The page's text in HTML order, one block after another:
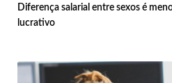
Diferença salarial entre sexos é
lucrativo